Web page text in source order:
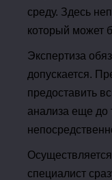
среду. Здесь
который может
Экспертиза
допускается.
предоставить
анализа еще до
специалист